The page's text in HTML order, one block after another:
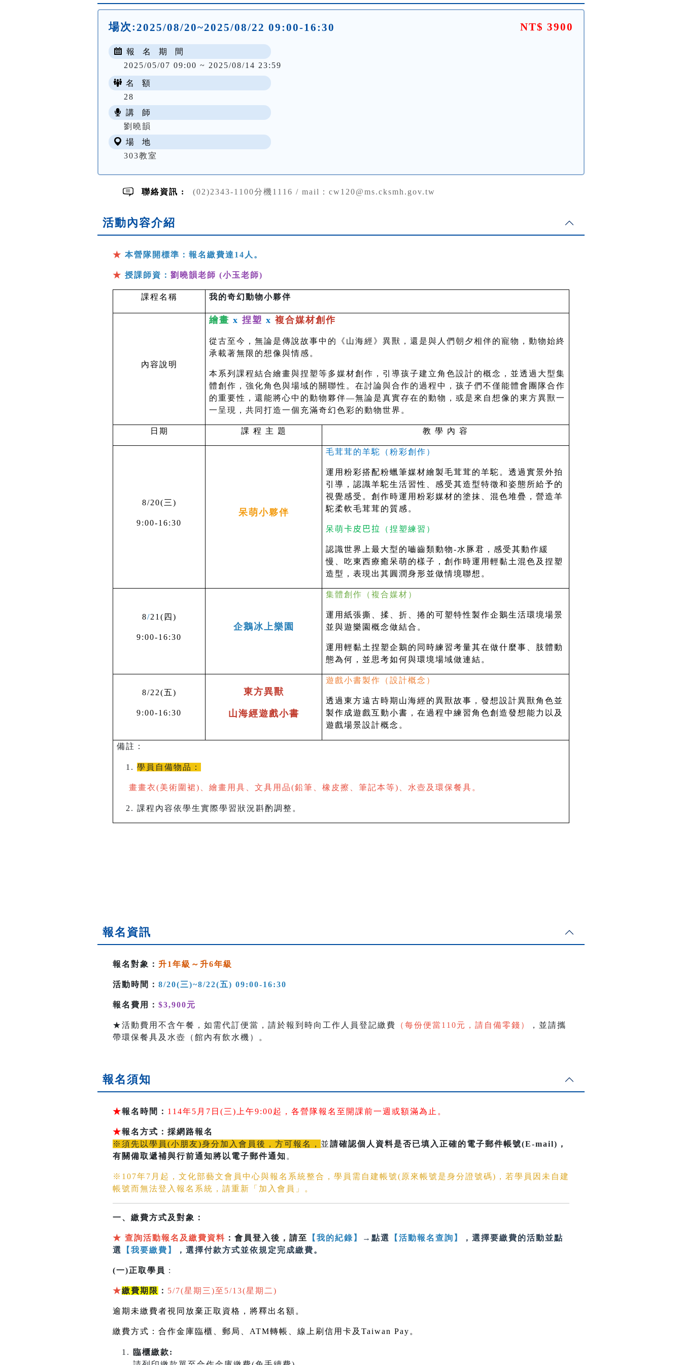
場次: 2025/08/20~2025/08/22 09:00-16:30 NT$ 3900
報 名 期 間
2025/05/07 09:00 ~ 2025/08/14 23:59
名 額
28
講 師
劉曉韻
場 地
303教室
聯絡資訊 : (02)2343-1100分機1116 / mail：cw120@ms.cksmh.gov.tw
活動內容介紹
★ 本營隊開標準：報名繳費達14人。
★ 授課師資： 劉曉韻老師 (小玉老師)
課程名稱 我的奇幻動物小夥伴
內容說明
繪畫 x 捏塑 x 複合媒材創作
從古至今，無論是傳說故事中的《山海經》異獸，還是與人們朝夕相伴的寵物，動物始終
承載著無限的想像與情感。
本系列課程結合繪畫與捏塑等多媒材創作，引導孩子建立角色設計的概念，並透過大型集
體創作，強化角色與場域的關聯性。在討論與合作的過程中，孩子們不僅能體會團隊合作
的重要性，還能將心中的動物夥伴—無論是真實存在的動物，或是來自想像的東方異獸一
一呈現，共同打造一個充滿奇幻色彩的動物世界。
日期 課 程 主 題 教 學 內 容
8/20(三)
9:00-16:30
呆萌小夥伴
毛茸茸的羊駝（粉彩創作）
運用粉彩搭配粉蠟筆媒材繪製毛茸茸的羊駝。透過實景外拍
引導，認識羊駝生活習性、感受其造型特徵和姿態所給予的
視覺感受。創作時運用粉彩媒材的塗抹、混色堆疊，營造羊
駝柔軟毛茸茸的質感。
呆萌卡皮巴拉 （捏塑練習）
認識世界上最大型的嚙齒類動物-水豚君，感受其動作緩
慢、吃東西療癒呆萌的樣子，創作時運用輕黏土混色及捏塑
造型，表現出其圓潤身形並做情境聯想。
8/21( 四 )
9:00-16:30
企鵝冰上樂園
集體創作（複合媒材）
運用紙張撕、揉、折、捲的可塑特性製作企鵝生活環境場景
並與遊樂園概念做結合。
運用輕黏土捏塑企鵝的同時練習考量其在做什麼事、肢體動
態為何，並思考如何與環境場域做連結。
8/22(五)
9:00-16:30
東方異獸
山海經遊戲小書
遊戲小書製作（設計概念）
透過東方遠古時期山海經的異獸故事，發想設計異獸角色並
製作成遊戲互動小書，在過程中練習角色創造發想能力以及
遊戲場景設計概念。
備註：
學員自備物品：
畫畫衣(美術圍裙)、繪畫用具、文具用品(鉛筆、橡皮擦、筆記本等)、水壺及環保餐具。
課程內容依學生實際學習狀況斟酌調整。
報名資訊
報名對象： 升1年級～升6年級
活動時間： 8/20(三)~8/22(五) 09:00-16:30
報名費用： $3,900元
★活動費用不含午餐，如需代訂便當，請於報到時向工作人員登記繳費 （每份便當110元，請自備零錢）
，並請攜
帶環保餐具及水壺（館內有飲水機）。
報名須知
★報名時間： 114年5月7日(三)上午9:00起，各營隊報名至開課前一週或額滿為止。
★報名方式：採網路報名
※須先以學員(小朋友)身分加入會員後，方可報名， 並請確認個人資料是否已填入正確的電子郵件帳號(E-mail) ，
有關備取遞補與行前通知將以電子郵件通知 。
※107年7月起，文化部藝文會員中心與報名系統整合，學員需自建帳號(原來帳號是身分證號碼)，若學員因未自建
帳號而無法登入報名系統，請重新「加入會員」。
一、繳費方式及對象：
★ 查詢活動報名及繳費資料 ：會員登入後，請至 【我的紀錄】 →點選 【活動報名查詢】
，選擇要繳費的活動並點
選
【我要繳費】 ，選擇付款方式並依規定完成繳費。
(一)正取學員 :
★繳費期限 ： 5/7(星期三)至5/13(星期二)
逾期未繳費者視同放棄正取資格，將釋出名額。
繳費方式：合作金庫臨櫃、郵局、 ATM轉帳、線上刷信用卡及 Taiwan Pay 。
臨櫃繳款: